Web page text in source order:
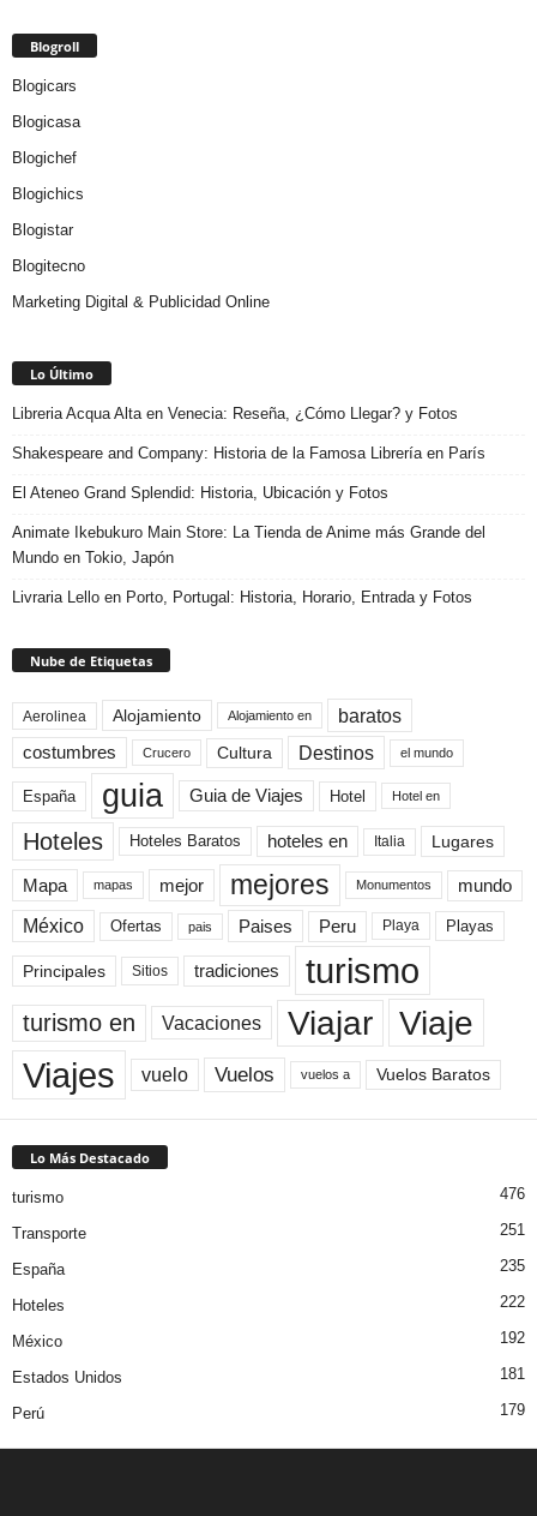
Blogroll
Blogicars
Blogicasa
Blogichef
Blogichics
Blogistar
Blogitecno
Marketing Digital & Publicidad Online
Lo Último
Libreria Acqua Alta en Venecia: Reseña, ¿Cómo Llegar? y Fotos
Shakespeare and Company: Historia de la Famosa Librería en París
El Ateneo Grand Splendid: Historia, Ubicación y Fotos
Animate Ikebukuro Main Store: La Tienda de Anime más Grande del
Mundo en Tokio, Japón
Livraria Lello en Porto, Portugal: Historia, Horario, Entrada y Fotos
Nube de Etiquetas
Aerolinea Alojamiento Alojamiento en baratos
costumbres Crucero Cultura Destinos el mundo
España guia Guia de Viajes Hotel Hotel en
Hoteles Hoteles Baratos hoteles en Italia Lugares
Mapa mapas mejor mejores Monumentos mundo
México Ofertas pais Paises Peru Playa Playas
Principales Sitios tradiciones turismo
turismo en Vacaciones Viajar Viaje
Viajes vuelo Vuelos vuelos a Vuelos Baratos
Lo Más Destacado
turismo 476
Transporte 251
España 235
Hoteles 222
México 192
Estados Unidos 181
Perú 179